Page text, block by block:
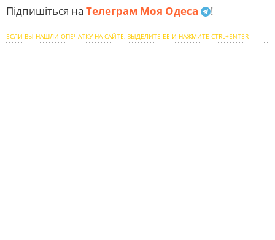
Підпишіться на Телеграм Моя Одеса !
ЕСЛИ ВЫ НАШЛИ ОПЕЧАТКУ НА САЙТЕ, ВЫДЕЛИТЕ ЕЕ И НАЖМИТЕ CTRL+ENTER